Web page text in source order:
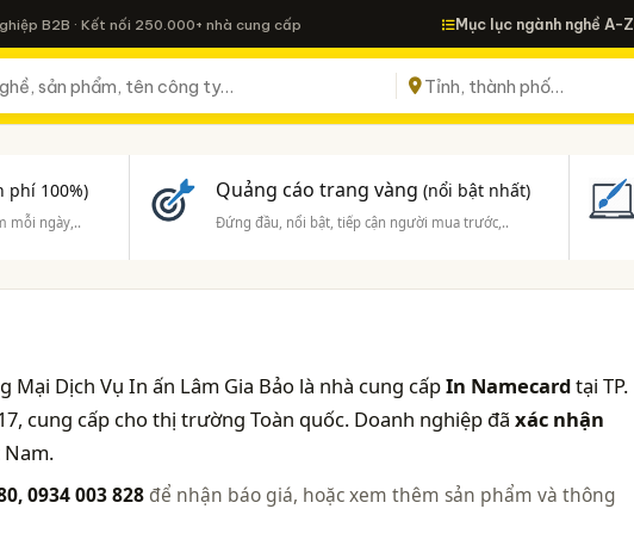
B2B · Kết nối 250.000+ nhà cung cấp Mục lục ngành nghề A-Z
phí 100%)
mỗi ngày,..
Quảng cáo trang vàng(nổi bật nhất)
Đứng đầu, nổi bật, tiếp cận người mua trước,..
Mại Dịch Vụ In ấn Lâm Gia Bảo là nhà cung cấpIn Namecardtại TP.
cung cấp cho thị trường Toàn quốc. Doanh nghiệp đã xác nhận
Nam.
0934 003 828 để nhận báo giá, hoặc xem thêm sản phẩm và thông